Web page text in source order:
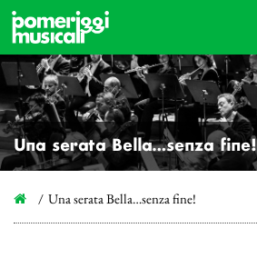
Una serata Bella…senza fine!
Una serata Bella…senza fine!